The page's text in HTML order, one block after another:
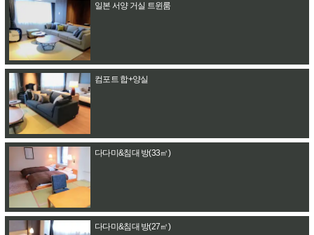
일본 서양 거실 트윈룸
컴포트 합+양실
다다미&침대 방(33㎡)
다다미&침대 방(27㎡)